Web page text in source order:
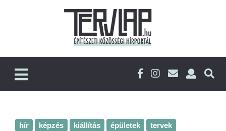
hír képzés kiállítás épületek
tervek